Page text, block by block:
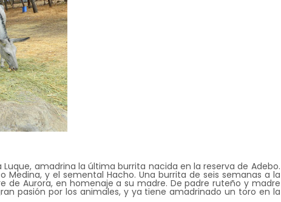
amadrina la última burrita nacida en la reserva de Adebo.
Medina, y el semental Hacho. Una burrita de seis semanas a la
de Aurora, en homenaje a su madre. De padre ruteño y madre
pasión por los animales, y ya tiene amadrinado un toro en la